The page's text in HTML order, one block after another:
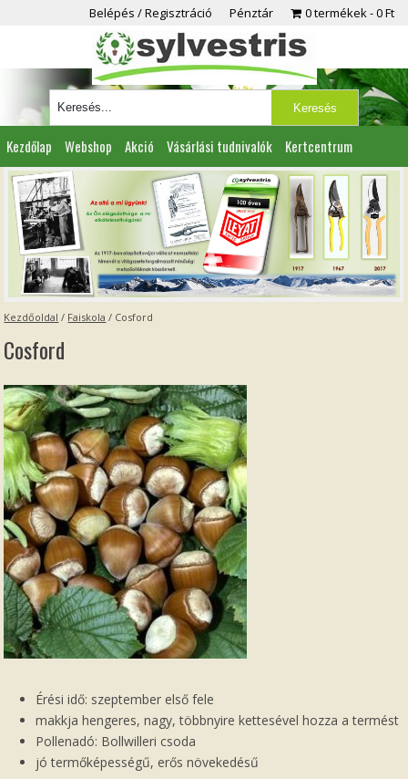
Belépés / Regisztráció Pénztár 0 termékek 0 Ft
Kezdőlap Webshop Akció Vásárlási tudnivalók Kertcentrum
Viszonteladóknak Partnereink Kapcsolat
Kezdőoldal / Faiskola / Cosford
Cosford
Érési idő: szeptember első fele
makkja hengeres, nagy, többnyire kettesével hozza a termést
Pollenadó: Bollwilleri csoda
jó termőképességű, erős növekedésű